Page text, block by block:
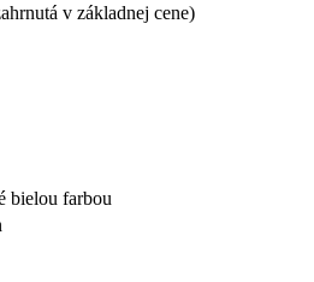
v základnej cene)
bielou farbou